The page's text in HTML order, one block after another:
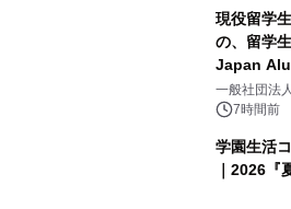
現役留学
の、留学
Japan
をリリース
一般社団法
7時間前
学園生活
｜2026『